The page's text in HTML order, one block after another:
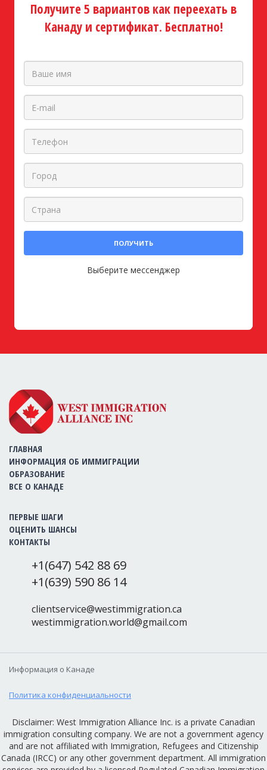
Получите 5 вариантов как переехать в
Канаду и сертификат. Бесплатно!
ПОЛУЧИТЬ
Выберите мессенджер
ГЛАВНАЯ
ИНФОРМАЦИЯ ОБ ИММИГРАЦИИ
ОБРАЗОВАНИЕ
ВСЕ О КАНАДЕ
ПЕРВЫЕ ШАГИ
ОЦЕНИТЬ ШАНСЫ
КОНТАКТЫ
+1(647) 542 88 69
+1(639) 590 86 14
clientservice@westimmigration.ca
westimmigration.world@gmail.com
Информация о Канаде
Политика конфиденциальности
Disclaimer: West Immigration Alliance Inc. is a private Canadian
immigration consulting company. We are not a government agency
and are not affiliated with Immigration, Refugees and Citizenship
Canada (IRCC) or any other government department. All immigration